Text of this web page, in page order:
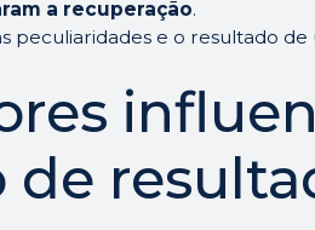
a recuperação.
peculiaridades e o resultado
de